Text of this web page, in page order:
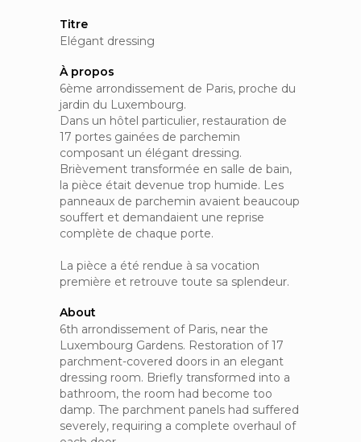
Titre
Elégant dressing
À propos
6ème arrondissement de Paris, proche du
jardin du Luxembourg.
Dans un hôtel particulier, restauration de
17 portes gainées de parchemin
composant un élégant dressing.
Brièvement transformée en salle de bain,
la pièce était devenue trop humide. Les
panneaux de parchemin avaient beaucoup
souffert et demandaient une reprise
complète de chaque porte.
La pièce a été rendue à sa vocation
première et retrouve toute sa splendeur.
About
6th arrondissement of Paris, near the
Luxembourg Gardens. Restoration of 17
parchment-covered doors in an elegant
dressing room. Briefly transformed into a
bathroom, the room had become too
damp. The parchment panels had suffered
severely, requiring a complete overhaul of